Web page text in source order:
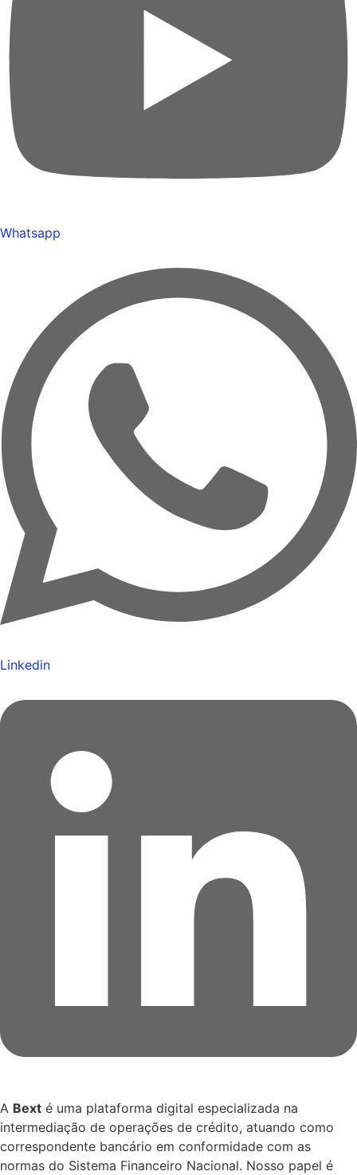
Whatsapp
Linkedin
A Bext é uma plataforma digital especializada na
intermediação de operações de crédito, atuando como
correspondente bancário em conformidade com as
normas do Sistema Financeiro Nacional. Nosso papel é